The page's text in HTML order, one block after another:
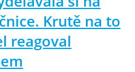
Krutě na to
reagoval